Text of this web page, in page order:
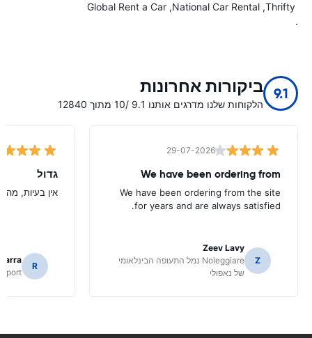
Thrifty
National Car Rental
Global Rent a Car
.
9.1 ביקורות אחרונות
הלקוחות שלנו מדרגים אותנו 9.1 /10 מתוך 12840
29-07-2026
We have been ordering from
We have been ordering from the site
for years and are always satisfied.
Z
Zeev Lavy
Noleggiare נמל התעופה הבינלאומי
של נאפולי
גדול
אין בעיות,
R